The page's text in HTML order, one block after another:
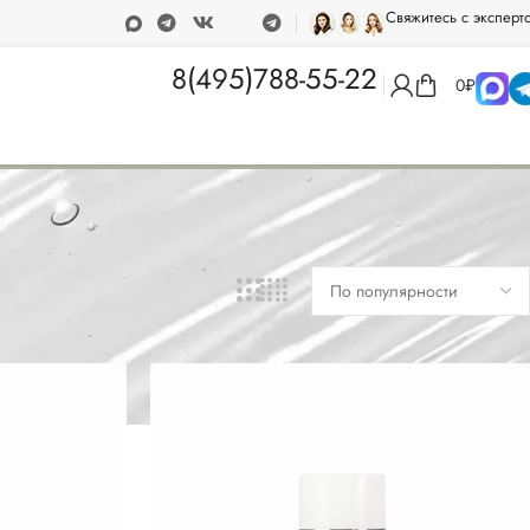
при покупке от 15 000 рублей Программа лояльности
Свяжитесь с
8(495)788-55-22 0₽